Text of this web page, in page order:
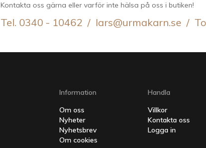
Kontakta oss gärna eller varför inte hälsa på oss i butiken!
Tel. 0340 - 10462 / lars@urmakarn.se /
Information
Om oss
Nyheter
Nyhetsbrev
Om cookies
Handla
Villkor
Kontakta oss
Logga in